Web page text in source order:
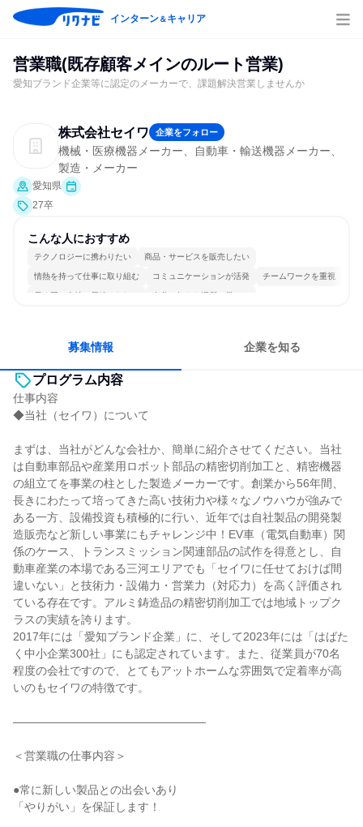
インターン＆キャリア
営業職(既存顧客メインのルート営業)
愛知ブランド企業等に認定のメーカーで、課題解決営業しませんか
株式会社セイワ 企業をフォロー
機械・医療機器メーカー、自動車・輸送機器メーカー、
製造・メーカー
愛知県
27卒
こんな人におすすめ
テクノロジーに携わりたい 商品・サービスを販売したい
情熱を持って仕事に取り組む コミュニケーションが活発 チームワークを重視
長く同じ会社に居続けられる 自分の好きな場所で働ける
募集情報 企業を知る
プログラム内容
仕事内容
◆当社（セイワ）について
まずは、当社がどんな会社か、簡単に紹介させてください。当社
は自動車部品や産業用ロボット部品の精密切削加工と、精密機器
の組立てを事業の柱とした製造メーカーです。創業から56年間、
長きにわたって培ってきた高い技術力や様々なノウハウが強みで
ある一方、設備投資も積極的に行い、近年では自社製品の開発製
造販売など新しい事業にもチャレンジ中！EV車（電気自動車）関
係のケース、トランスミッション関連部品の試作を得意とし、自
動車産業の本場である三河エリアでも「セイワに任せておけば間
違いない」と技術力・設備力・営業力（対応力）を高く評価され
ている存在です。アルミ鋳造品の精密切削加工では地域トップク
ラスの実績を誇ります。
2017年には「愛知ブランド企業」に、そして2023年には「はばた
く中小企業300社」にも認定されています。また、従業員が70名
程度の会社ですので、とてもアットホームな雰囲気で定着率が高
いのもセイワの特徴です。
—————————————————
＜営業職の仕事内容＞
●常に新しい製品との出会いあり
「やりがい」を保証します！